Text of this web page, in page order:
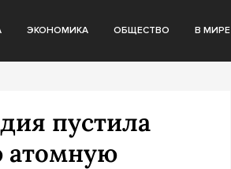
ЭКОНОМИКА ОБЩЕСТВО В МИРЕ
пустила
атомную